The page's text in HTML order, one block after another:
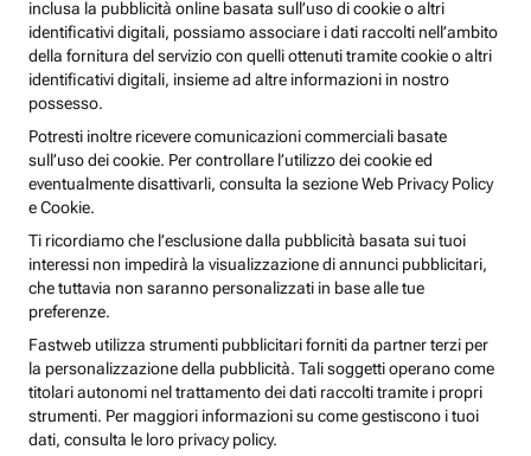
inclusa la pubblicità online basata sull’uso di cookie o altri
identificativi digitali, possiamo associare i dati raccolti nell’ambito
della fornitura del servizio con quelli ottenuti tramite cookie o altri
identificativi digitali, insieme ad altre informazioni in nostro
possesso.
Potresti inoltre ricevere comunicazioni commerciali basate
sull’uso dei cookie. Per controllare l’utilizzo dei cookie ed
eventualmente disattivarli, consulta la sezione Web Privacy Policy
e Cookie.
Ti ricordiamo che l’esclusione dalla pubblicità basata sui tuoi
interessi non impedirà la visualizzazione di annunci pubblicitari,
che tuttavia non saranno personalizzati in base alle tue
preferenze.
Fastweb utilizza strumenti pubblicitari forniti da partner terzi per
la personalizzazione della pubblicità. Tali soggetti operano come
titolari autonomi nel trattamento dei dati raccolti tramite i propri
strumenti. Per maggiori informazioni su come gestiscono i tuoi
dati, consulta le loro privacy policy.